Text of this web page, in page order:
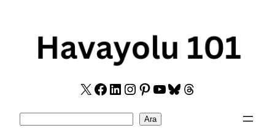
X Facebook
LinkedIn
Instagram
Pinterest
YouTube
Bluesky
Threads
Ara